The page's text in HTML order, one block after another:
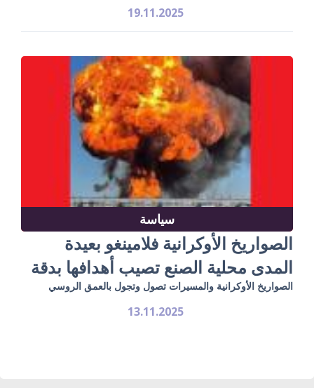
19.11.2025
سياسة
الصواريخ الأوكرانية فلامينغو بعيدة
المدى محلية الصنع تصيب أهدافها بدقة
الصواريخ الأوكرانية والمسيرات تصول وتجول بالعمق الروسي
13.11.2025